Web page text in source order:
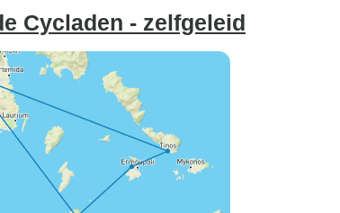
Cycladen - zelfgeleid